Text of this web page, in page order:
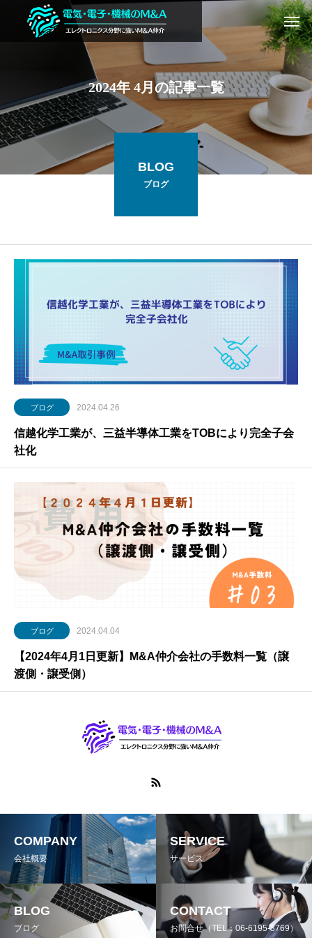
2024年 4月の記事一覧
BLOG
ブログ
ブログ 2024.04.26
信越化学工業が、三益半導体工業をTOBにより完全子会
社化
ブログ 2024.04.04
【2024年4月1日更新】M&A仲介会社の手数料一覧（譲
渡側・譲受側）
COMPANY
会社概要
SERVICE
サービス
BLOG
ブログ
CONTACT
お問合せ（TEL：06-6195-3769）